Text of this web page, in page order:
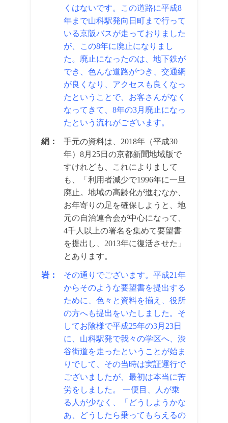
くはないです。この道路に平成8
年まで山科駅発向日町まで行って
いる京阪バスが走っておりました
が、この8年に廃止になりまし
た。廃止になったのは、地下鉄が
でき、色んな道路がつき、交通網
が良くなり、アクセスも良くなっ
たということで、お客さんがなく
なってきて、8年の3月廃止になっ
たという流れがございます。
絹：
手元の資料は、2018年（平成30
年）8月25日の京都新聞地域版で
すけれども、これによりまして
も、「利用者減少で1996年に一旦
廃止。地域の高齢化が進むなか、
お年寄りの足を確保しようと、地
元の自治連合会が中心になって、
4千人以上の署名を集めて要望書
を提出し、2013年に復活させた」
とあります。
岩：
その通りでございます。平成21年
からそのような要望書を提出する
ために、色々と資料を揃え、役所
の方へも提出をいたしました。そ
してお陰様で平成25年の3月23日
に、山科駅発で我々の学区へ、渋
谷街道を走ったということが始ま
りでして、その当時は実証運行で
ございましたが、最初は本当に苦
労をしました。
一便目、人が乗
る人が少なく、「どうしようかな
あ、どうしたら乗ってもらえるの